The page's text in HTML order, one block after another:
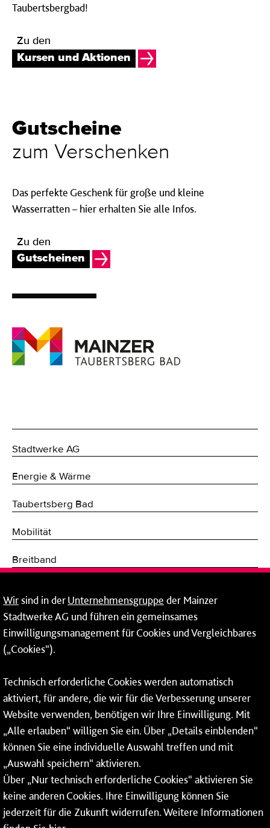
Taubertsbergbad!
Zu den
Kursen und Aktionen
Gutscheine
zum Verschenken
Das perfekte Geschenk für große und kleine
Wasserratten – hier erhalten Sie alle Infos.
Zu den
Gutscheinen
Stadtwerke AG
Energie & Wärme
Taubertsberg Bad
Mobilität
Breitband
Netze
Mainzer Taubertsberg Bad
55122 Mainz
Tel.:06131 - 12 91 00
Weitere Infos zu unserenÖffnungszeiten.
Wirsind in derUnternehmensgruppe der Mainzer
Stadtwerke AG und führen ein gemeinsames
Einwilligungsmanagement für Cookies und Vergleichbares
(„Cookies“).
Technisch erforderliche Cookies werden automatisch
aktiviert, für andere, die wir für die Verbesserung unserer
Website verwenden, benötigen wir Ihre Einwilligung. Mit
„Alle erlauben“ willigen Sie ein. Über „Details einblenden“
können Sie eine individuelle Auswahl treffen und mit
„Auswahl speichern“ aktivieren.
Über „Nur technisch erforderliche Cookies“ aktivieren Sie
keine anderen Cookies. Ihre Einwilligung können Sie
jederzeit für die Zukunft widerrufen. Weitere Informationen